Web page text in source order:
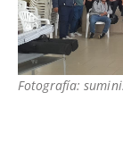
Fotografía: